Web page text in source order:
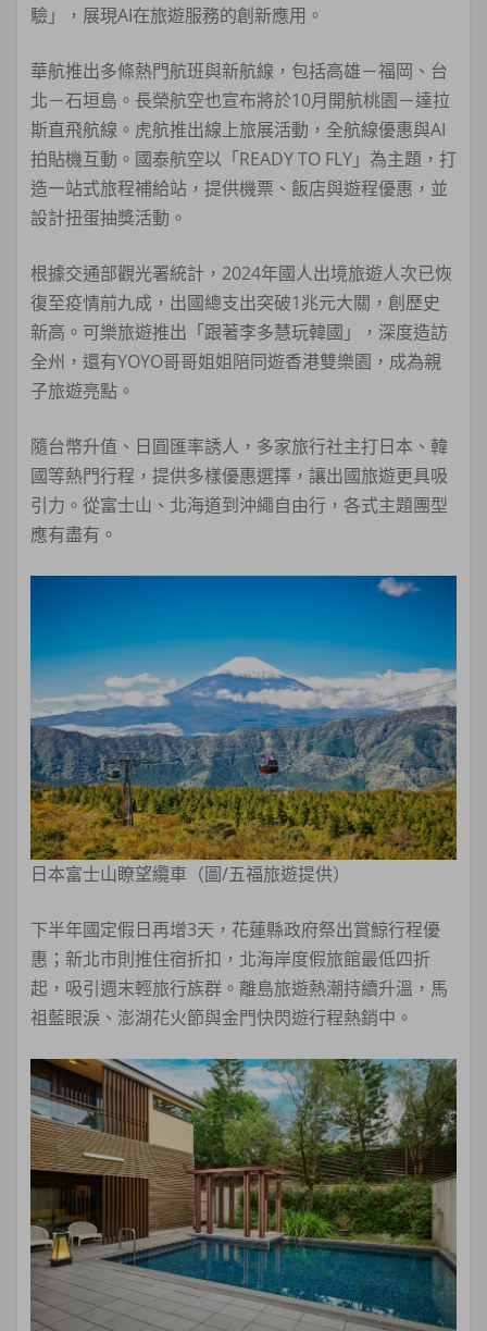
驗」，展現AI在旅遊服務的創新應用。
華航推出多條熱門航班與新航線，包括高雄－福岡、台
北－石垣島。長榮航空也宣布將於10月開航桃園－達拉
斯直飛航線。虎航推出線上旅展活動，全航線優惠與AI
拍貼機互動。國泰航空以「READY TO FLY」為主題，打
造一站式旅程補給站，提供機票、飯店與遊程優惠，並
設計扭蛋抽獎活動。
根據交通部觀光署統計，2024年國人出境旅遊人次已恢
復至疫情前九成，出國總支出突破1兆元大關，創歷史
新高。可樂旅遊推出「跟著李多慧玩韓國」，深度造訪
全州，還有YOYO哥哥姐姐陪同遊香港雙樂園，成為親
子旅遊亮點。
隨台幣升值、日圓匯率誘人，多家旅行社主打日本、韓
國等熱門行程，提供多樣優惠選擇，讓出國旅遊更具吸
引力。從富士山、北海道到沖繩自由行，各式主題團型
應有盡有。
日本富士山瞭望纜車（圖/五福旅遊提供）
下半年國定假日再增3天，花蓮縣政府祭出賞鯨行程優
惠；新北市則推住宿折扣，北海岸度假旅館最低四折
起，吸引週末輕旅行族群。離島旅遊熱潮持續升溫，馬
祖藍眼淚、澎湖花火節與金門快閃遊行程熱銷中。